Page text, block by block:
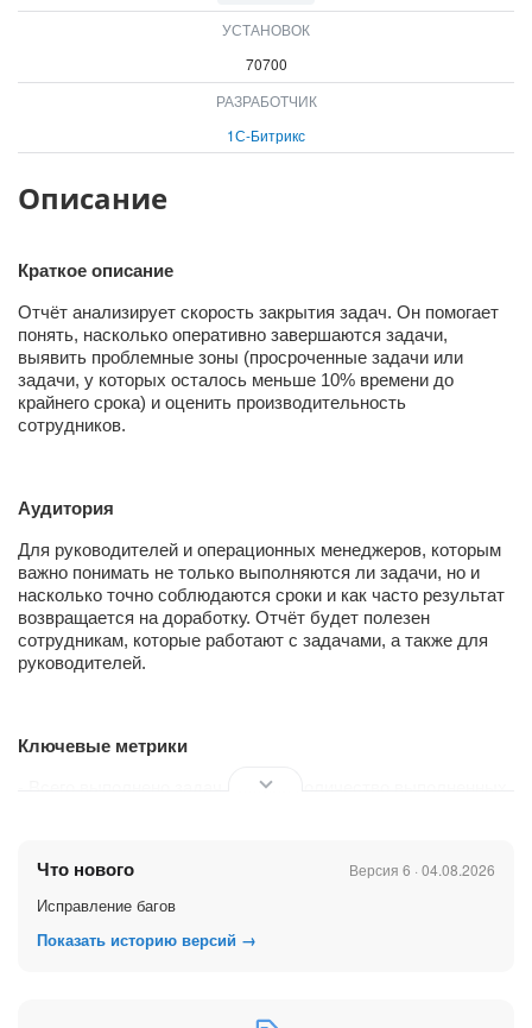
УСТАНОВОК
70700
РАЗРАБОТЧИК
1С-Битрикс
Описание
Краткое описание
Отчёт анализирует скорость закрытия задач. Он помогает
понять, насколько оперативно завершаются задачи,
выявить проблемные зоны (просроченные задачи или
задачи, у которых осталось меньше 10% времени до
крайнего срока) и оценить производительность
сотрудников.
Аудитория
Для руководителей и операционных менеджеров, которым
важно понимать не только выполняются ли задачи, но и
насколько точно соблюдаются сроки и как часто результат
возвращается на доработку. Отчёт будет полезен
сотрудникам, которые работают с задачами, а также для
руководителей.
Ключевые метрики
- Всего выполнено задач - общее количество выполненных
* Нормально (31–90% времени)
* Просрочены (после срока)
Что нового Версия 6 · 04.08.2026
Исправление багов
Показать историю версий →